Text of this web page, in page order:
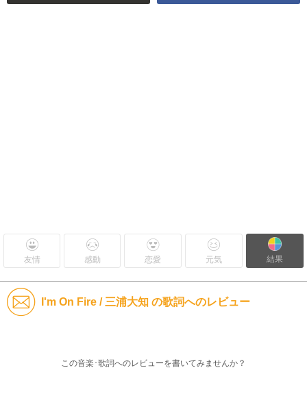
友情 感動 恋愛 元気 結果
I'm On Fire / 三浦大知 の歌詞へのレビュー
この音楽･歌詞へのレビューを書いてみませんか？